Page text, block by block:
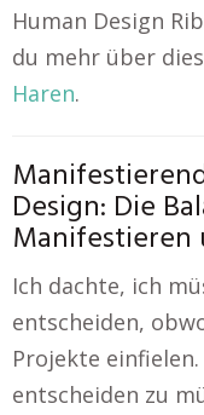
Human Design
du mehr über
Haren.
Design: Die
Manifestieren
Ich dachte, ich
entscheiden,
Projekte
entscheiden zu